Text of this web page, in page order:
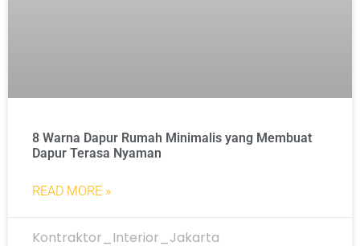
8 Warna Dapur Rumah Minimalis yang Membuat
Dapur Terasa Nyaman
READ MORE »
Kontraktor_Interior_Jakarta